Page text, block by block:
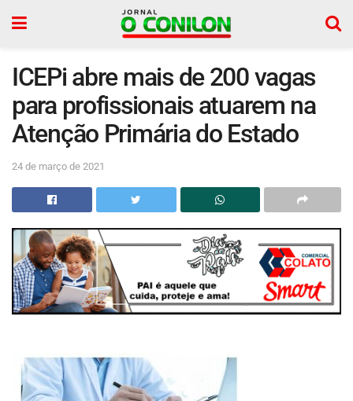
ICEPi abre mais de 200 vagas
para profissionais atuarem na
Atenção Primária do Estado
24 de março de 2021